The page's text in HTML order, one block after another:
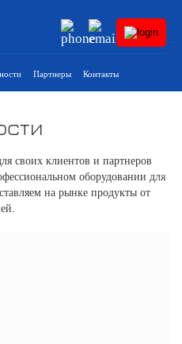
Партнеры Контакты
04
своих клиентов и партнеров
оборудовании для
на рынке продукты от